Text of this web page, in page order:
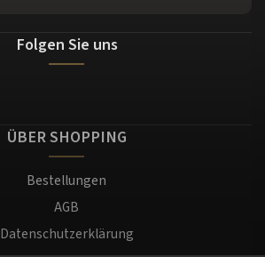
Folgen Sie uns
ÜBER SHOPPING
Bestellungen
AGB
Datenschutzerklärung